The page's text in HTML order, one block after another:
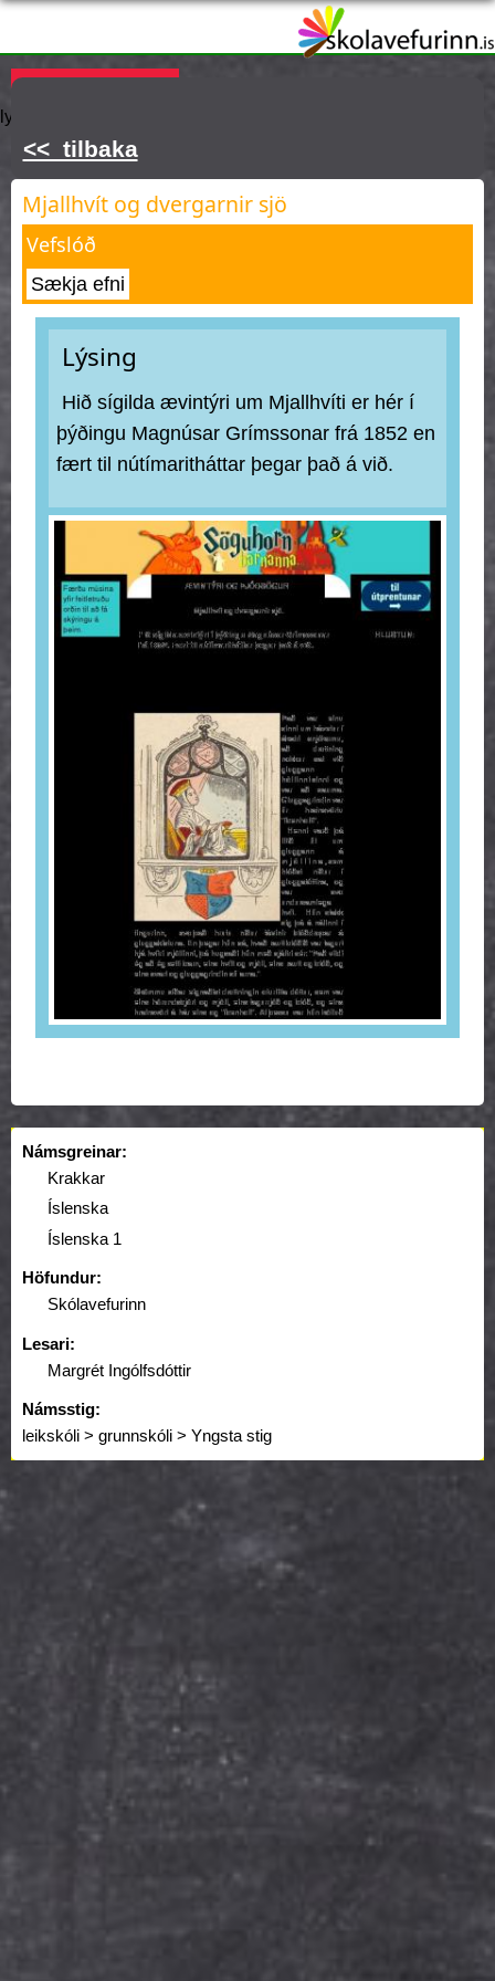
main
lykilorð
Þú ert hér
<< tilbaka
Mjallhvít og dvergarnir sjö
Vefslóð
Sækja efni
Lýsing
Hið sígilda ævintýri um Mjallhvíti er hér í
þýðingu Magnúsar Grímssonar frá 1852 en
fært til nútímaritháttar þegar það á við.
Námsgreinar:
Krakkar
Íslenska
Íslenska 1
Höfundur:
Skólavefurinn
Lesari:
Margrét Ingólfsdóttir
Námsstig:
leikskóli > grunnskóli > Yngsta stig